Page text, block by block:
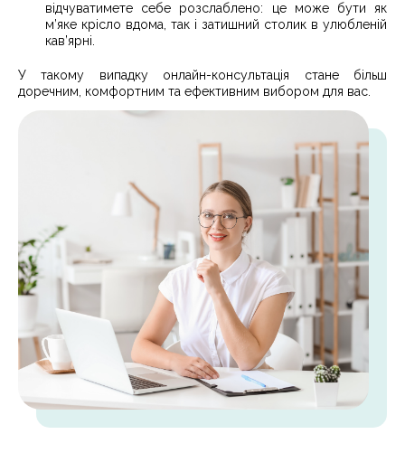
відчуватимете себе розслаблено: це може бути як
м’яке крісло вдома, так і затишний столик в улюбленій
кав’ярні.
У такому випадку онлайн-консультація стане більш
доречним, комфортним та ефективним вибором для вас.